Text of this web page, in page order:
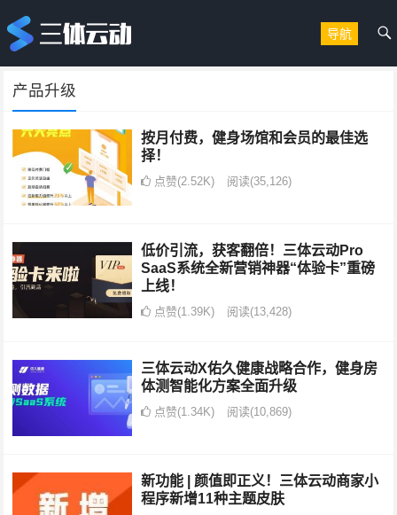
导航
产品升级
按月付费，健身场馆和会员的最佳选
择！
点赞(2.52K) 阅读(35,126)
低价引流，获客翻倍！三体云动Pro
SaaS系统全新营销神器“体验卡”重磅
上线！
点赞(1.39K) 阅读(13,428)
三体云动X佑久健康战略合作，健身房
体测智能化方案全面升级
点赞(1.34K) 阅读(10,869)
新功能 | 颜值即正义！三体云动商家小
程序新增11种主题皮肤